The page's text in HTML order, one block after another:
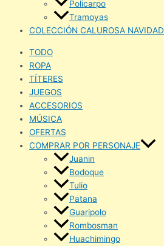
Policarpo
Tramoyas
COLECCIÓN CALUROSA NAVIDAD
TODO
ROPA
TÍTERES
JUEGOS
ACCESORIOS
MÚSICA
OFERTAS
COMPRAR POR PERSONAJE
Juanin
Bodoque
Tulio
Patana
Guaripolo
Rombosman
Huachimingo